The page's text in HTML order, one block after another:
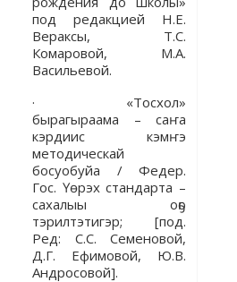
под редакцией Н.Е.
Вераксы, Т.С.
Комаровой, М.А.
Васильевой.
· «Тосхол»
бырагыраама – саҥа
кэрдиис кэмҥэ
методическай
босуобуйа / Федер.
Гос. Үѳрэх стандарта –
сахалыы оҕо
тэрилтэтигэр; [под.
Ред: С.С. Семеновой,
Д.Г. Ефимовой, Ю.В.
Андросовой].